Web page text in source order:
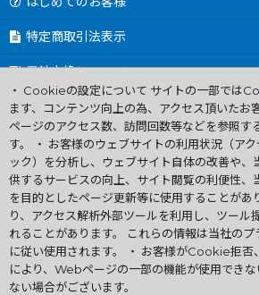
特定商取引法表示
電池交換について
商品カテゴリ一覧
Worldwide Shipping Guide
ファミコン買取通販 中古 ディスクシステ
ゲーム買取 .電池交換
Copyright (C) 2007 ファミコン
Reserved.
許可無く当サイトの画像、文章、無
・ Cookieの設定について サイトの一部では
ます、コンテンツ向上の為、アクセス頂いたお
ページのアクセス数、訪問回数等などを参照す
す。 ・ お客様のウェブサイトの利用状況（ア
ック）を分析し、ウェブサイト自体の改善や、
供するサービスの向上、サイト閲覧の利便性、
を目的としたページ更新等に使用することがあ
り、アクセス解析外部ツールを利用し、ツール
れることがあります。 これらの情報は当社の
に従い使用されます。 ・ お客様がCookie拒否
により、Webページの一部の機能が使用でき
ない場合がございます。